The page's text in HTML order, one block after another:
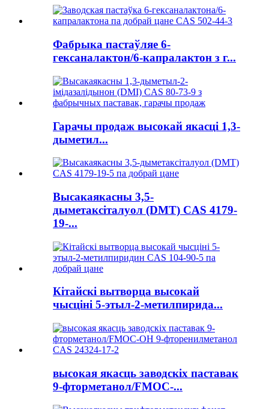
Фабрыка пастаўляе 6-
гексаналактон/6-капралактон з г...
Гарачы продаж высокай якасці 1,3-
дыметил...
Высакаякасны 3,5-
дыметаксіталуол (DMT) CAS 4179-
19-...
Кітайскі вытворца высокай
чысціні 5-этыл-2-метилпирида...
высокая якасць заводскіх паставак
9-фторметанол/FMOC-...